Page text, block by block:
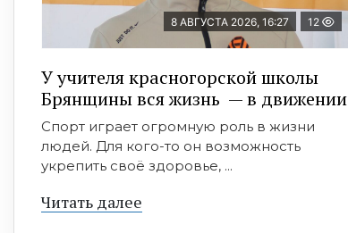
8 АВГУСТА 2026, 16:27 12
У учителя красногорской школы
Брянщины вся жизнь — в движении
Спорт играет огромную роль в жизни
людей. Для кого-то он возможность
укрепить своё здоровье, ...
Читать далее